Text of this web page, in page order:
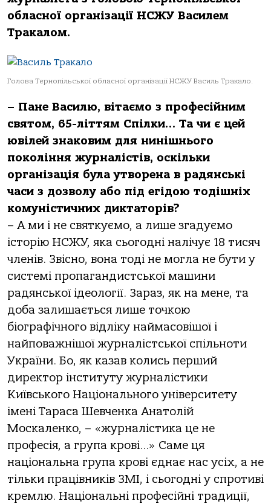
обласної організації НСЖУ Василем
Тракалом.
Голова Тернопільської обласної організації НСЖУ Василь Тракало.
– Пане Василю, вітаємо з професійним
святом, 65-літтям Спілки… Та чи є цей
ювілей знаковим для нинішнього
покоління журналістів, оскільки
організація була утворена в радянські
часи з дозволу або під егідою тодішніх
комуністичних диктаторів?
– А ми і не святкуємо, а лише згадуємо
історію НСЖУ, яка сьогодні налічує 18 тисяч
членів. Звісно, вона тоді не могла не бути у
системі пропагандистської машини
радянської ідеології. Зараз, як на мене, та
доба залишається лише точкою
біографічного відліку наймасовішої і
найповажнішої журналістської спільноти
України. Бо, як казав колись перший
директор інституту журналістики
Київського Національного університету
імені Тараса Шевченка Анатолій
Москаленко, – «журналістика це не
професія, а група крові…» Саме ця
національна група крові єднає нас усіх, а не
тільки працівників ЗМІ, і сьогодні у спротиві
кремлю. Національні професійні традиції,